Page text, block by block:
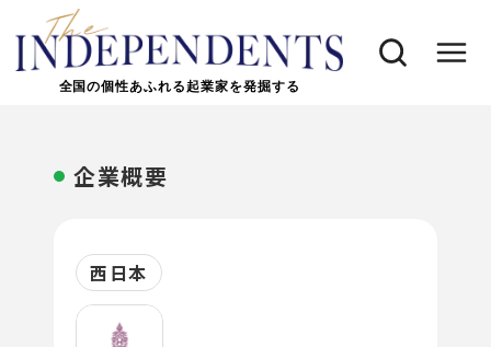
全国の個性あふれる起業家を発掘する
企業概要
西日本